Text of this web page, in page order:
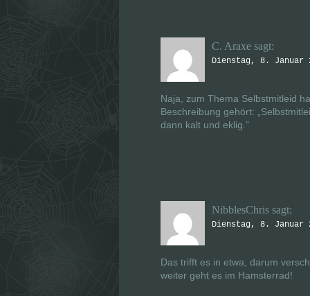
C. Araxe sagt:
Dienstag, 8. Januar
Naja, zum Thema Selbstmitleid
Beschreibung gehört:
dann kalt und eklig.”
NibblesChris sagt:
Dienstag, 8. Januar
Das trifft es in etwa, darum
weiter geht es im Hamsterrad!